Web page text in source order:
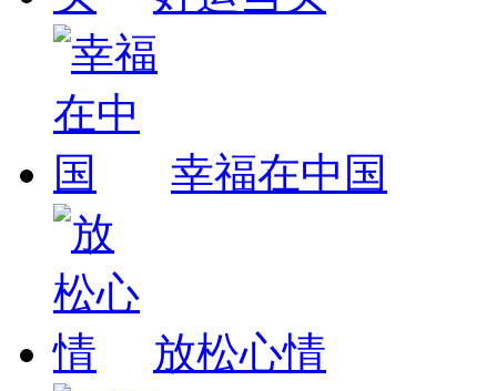
幸福在中国
放松心情